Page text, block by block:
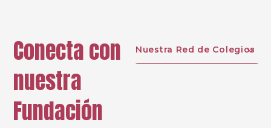
Conecta con
nuestra
Fundación
Nuestra Red de Colegios